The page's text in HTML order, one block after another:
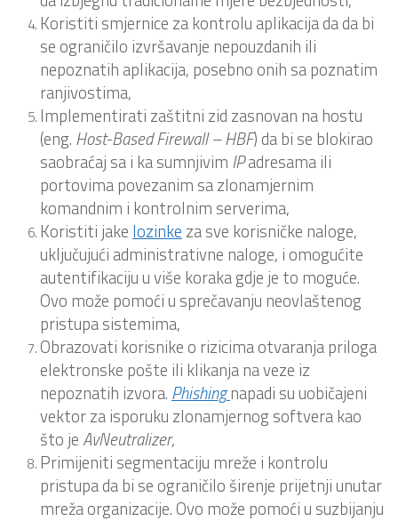
Koristiti smjernice za kontrolu aplikacija da da bi
se ograničilo izvršavanje nepouzdanih ili
nepoznatih aplikacija, posebno onih sa poznatim
ranjivostima,
Implementirati zaštitni zid zasnovan na hostu
(eng. Host-Based Firewall – HBF) da bi se blokirao
saobraćaj sa i ka sumnjivim IPadresama ili
portovima povezanim sa zlonamjernim
komandnim i kontrolnim serverima,
Koristiti jake lozinke za sve korisničke naloge,
uključujući administrativne naloge, i omogućite
autentifikaciju u više koraka gdje je to moguće.
Ovo može pomoći u sprečavanju neovlaštenog
pristupa sistemima,
Obrazovati korisnike o rizicima otvaranja priloga
elektronske pošte ili klikanja na veze iz
nepoznatih izvora. Phishingnapadi su uobičajeni
vektor za isporuku zlonamjernog softvera kao
što jeAvNeutralizer,
Primijeniti segmentaciju mreže i kontrolu
pristupa da bi se ograničilo širenje prijetnji unutar
mreža organizacije. Ovo može pomoći u suzbijanju